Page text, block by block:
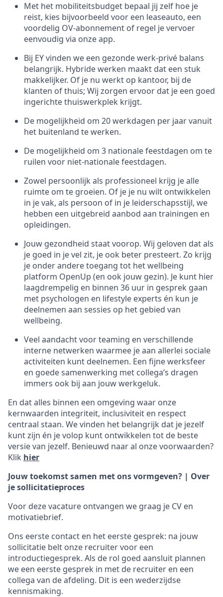
Met het mobiliteitsbudget bepaal jij zelf hoe je
reist, kies bijvoorbeeld voor een leaseauto, een
voordelig OV-abonnement of regel je vervoer
eenvoudig via onze app.
Bij EY vinden we een gezonde werk-privé balans
belangrijk. Hybride werken maakt dat een stuk
makkelijker. Of je nu werkt op kantoor, bij de
klanten of thuis; Wij zorgen ervoor dat je een goed
ingerichte thuiswerkplek krijgt.
De mogelijkheid om 20 werkdagen per jaar vanuit
het buitenland te werken.
De mogelijkheid om 3 nationale feestdagen om te
ruilen voor niet-nationale feestdagen.
Zowel persoonlijk als professioneel krijg je alle
ruimte om te groeien. Of je je nu wilt ontwikkelen
in je vak, als persoon of in je leiderschapsstijl, we
hebben een uitgebreid aanbod aan trainingen en
opleidingen.
Jouw gezondheid staat voorop. Wij geloven dat als
je goed in je vel zit, je ook beter presteert. Zo krijg
je onder andere toegang tot het wellbeing
platform OpenUp (en ook jouw gezin). Je kunt hier
laagdrempelig en binnen 36 uur in gesprek gaan
met psychologen en lifestyle experts én kun je
deelnemen aan sessies op het gebied van
wellbeing.
Veel aandacht voor teaming en verschillende
interne netwerken waarmee je aan allerlei sociale
activiteiten kunt deelnemen. Een fijne werksfeer
en goede samenwerking met collega’s dragen
immers ook bij aan jouw werkgeluk.
En dat alles binnen een omgeving waar onze
kernwaarden integriteit, inclusiviteit en respect
centraal staan. We vinden het belangrijk dat je jezelf
kunt zijn én je volop kunt ontwikkelen tot de beste
versie van jezelf. Benieuwd naar al onze voorwaarden?
Klik hier
Jouw toekomst samen met ons vormgeven? | Over
je sollicitatieproces
Voor deze vacature ontvangen we graag je CV en
motivatiebrief.
Ons eerste contact en het eerste gesprek: na jouw
sollicitatie belt onze recruiter voor een
introductiegesprek. Als de rol goed aansluit plannen
we een eerste gesprek in met de recruiter en een
collega van de afdeling. Dit is een wederzijdse
kennismaking.